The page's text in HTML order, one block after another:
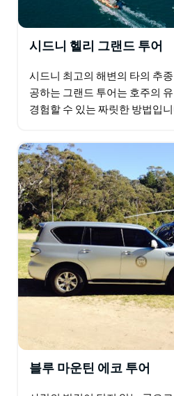
시드니 헬리 그랜드 투어
시드니 최고의 해변의 타의 추
공하는 그랜드 투어는 호주의
경험할 수 있는 짜릿한 방법입
니다…
블루 마운틴 에코 투어